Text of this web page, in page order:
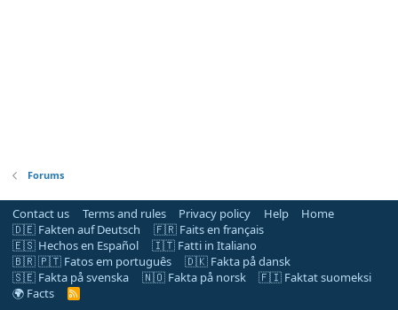
Forums
Contact us Terms and rules Privacy policy Help
Home
🇩🇪 Fakten auf Deutsch
🇫🇷 Faits en français
🇪🇸 Hechos en Español
🇮🇹 Fatti in Italiano
🇧🇷 🇵🇹 Fatos em português
🇩🇰 Fakta på dansk
🇸🇪 Fakta på svenska
🇳🇴 Fakta på norsk
🇫🇮 Faktat suomeksi
🌍 Facts
R